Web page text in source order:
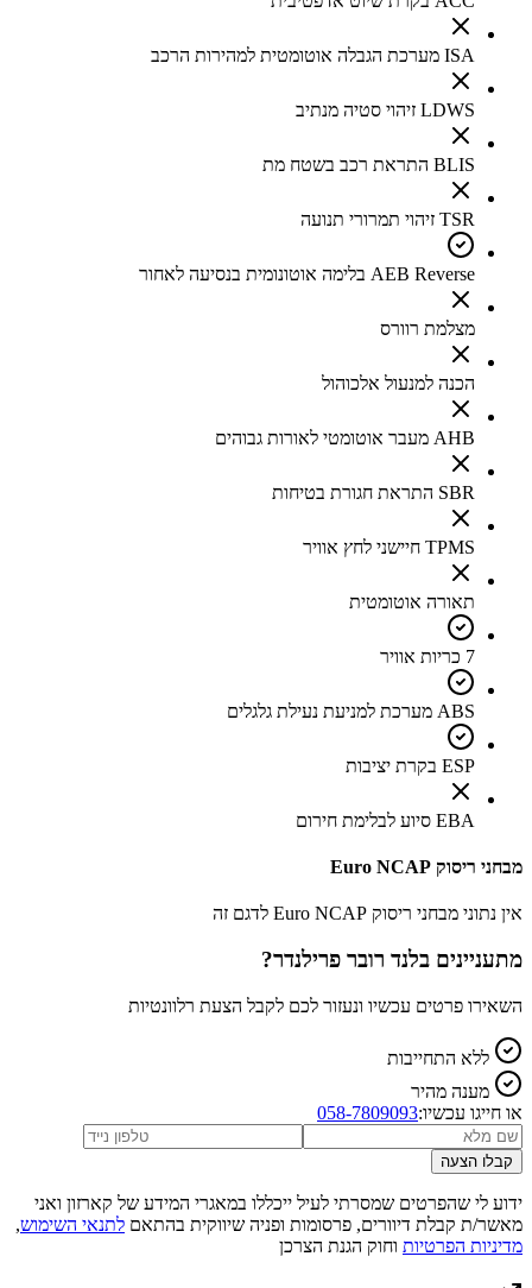
ISA מערכת הגבלה אוטומטית למהירות הרכב
LDWS זיהוי סטיה מנתיב
BLIS התראת רכב בשטח מת
TSR זיהוי תמרורי תנועה
AEB Reverse בלימה אוטונומית בנסיעה לאחור
מצלמת רוורס
הכנה למנעול אלכוהול
AHB מעבר אוטומטי לאורות גבוהים
SBR התראת חגורת בטיחות
TPMS חיישני לחץ אוויר
תאורה אוטומטית
7 כריות אוויר
ABS מערכת למניעת נעילת גלגלים
ESP בקרת יציבות
EBA סיוע לבלימת חירום
מבחני ריסוק Euro NCAP
אין נתוני מבחני ריסוק Euro NCAP לדגם זה
מתעניינים בלנד רובר פרילנדר?
השאירו פרטים עכשיו ונעזור לכם לקבל הצעת רלוונטיות
ללא התחייבות
מענה מהיר
או חייגו עכשיו:058-7809093
קבלו הצעה
ידוע לי שהפרטים שמסרתי לעיל ייכללו במאגרי המידע של קארזון ואני
מאשר/ת קבלת דיוורים, פרסומות ופניה שיווקית בהתאם לתנאי השימוש,
מדיניות הפרטיות וחוק הגנת הצרכן